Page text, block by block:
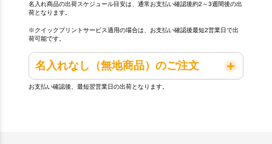
名入れ商品の出荷スケジュール目安は、通常お支払い確認後約2～3週間後の出
荷となります。
※クイックプリントサービス適用の場合は、お支払い確認後最短2営業日で出
荷可能です。
名入れなし（無地商品）のご注文
お支払い確認後、最短翌営業日の出荷となります。